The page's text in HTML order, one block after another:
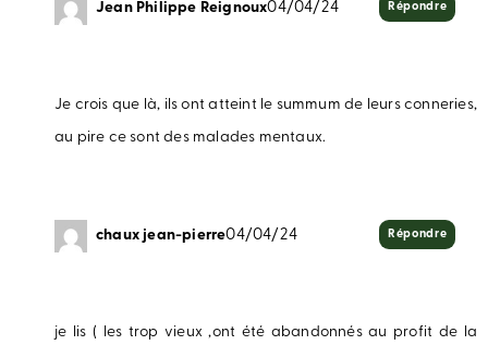
Jean Philippe Reignoux04/04/24
Je crois que là, ils ont atteint le summum de leurs conneries,
au pire ce sont des malades mentaux.
Répondre
chaux jean-pierre04/04/24
je lis ( les trop vieux ,ont été abandonnés au profit de la
Répondre